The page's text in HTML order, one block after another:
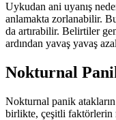
Uykudan ani uyanış
anlamakta zorlanabilir.
da artırabilir. Belirtiler
ardından yavaş yavaş
Nokturnal
Nokturnal panik
birlikte, çeşitli faktörlerin